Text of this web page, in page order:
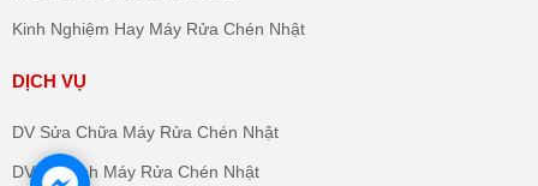
Kinh Nghiệm Hay Máy Rửa Chén Nhật
DỊCH VỤ
DV Sửa Chữa Máy Rửa Chén Nhật
DV Vệ Sinh Máy Rửa Chén Nhật